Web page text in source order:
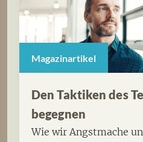
Magazinartikel
Den Taktiken des
begegnen
Wie wir Angstmache